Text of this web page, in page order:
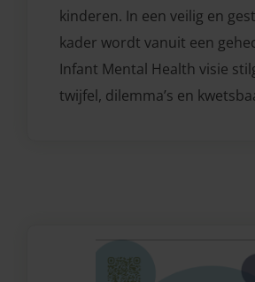
kinderen. In een veilig en
kader wordt vanuit een
Infant Mental Health visie
twijfel, dilemma’s en